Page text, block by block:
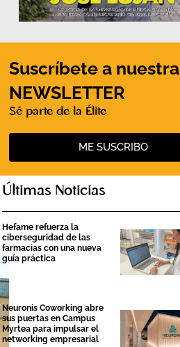
Suscríbete a nuestra
NEWSLETTER
Sé parte de la Élite
ME SUSCRIBO
Últimas Noticias
Hefame refuerza la
ciberseguridad de las
farmacias con una nueva
guía práctica
Neuronis Coworking abre
sus puertas en Campus
Myrtea para impulsar el
networking empresarial